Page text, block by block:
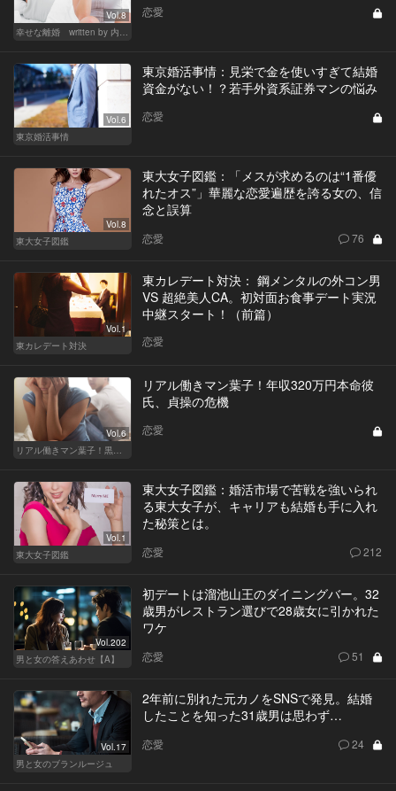
Vol.8
幸せな離婚 written by 内埜さくら
恋愛
Vol.6
東京婚活事情
東京婚活事情：見栄で金を使いすぎて結婚
資金がない！？若手外資系証券マンの悩み
恋愛
Vol.8
東大女子図鑑
東大女子図鑑：「メスが求めるのは“1番優
れたオス”」華麗な恋愛遍歴を誇る女の、信
念と誤算
恋愛 76
Vol.1
東カレデート対決
東カレデート対決： 鋼メンタルの外コン男
VS 超絶美人CA。初対面お食事デート実況
中継スタート！（前篇）
恋愛
Vol.6
リアル働きマン葉子！黒革の編集手帳 written by 内埜さくら
リアル働きマン葉子！年収320万円本命彼
氏、貞操の危機
恋愛
Vol.1
東大女子図鑑
東大女子図鑑：婚活市場で苦戦を強いられ
る東大女子が、キャリアも結婚も手に入れ
た秘策とは。
恋愛 212
Vol.202
男と女の答えあわせ【A】
初デートは溜池山王のダイニングバー。32
歳男がレストラン選びで28歳女に引かれた
ワケ
恋愛 51
Vol.17
男と女のブランルージュ
2年前に別れた元カノをSNSで発見。結婚
したことを知った31歳男は思わず…
恋愛 24